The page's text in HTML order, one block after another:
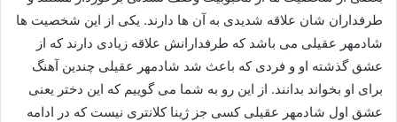
طرفداران شان علاقه شدیدی به آن ها دارند. یکی از این شخصیت ها
شادمهر عقیلی می باشد که طرفدارانش علاقه زیادی دارند که از
عشق گذشته او و فردی که باعث شد شادمهر عقیلی چندین آهنگ
برای او بخواند بدانند. از این رو به شما می گوییم که این دختر یعنی
عشق اول شادمهر عقیلی کسی جز ژینا کلانتری نیست که در ادامه